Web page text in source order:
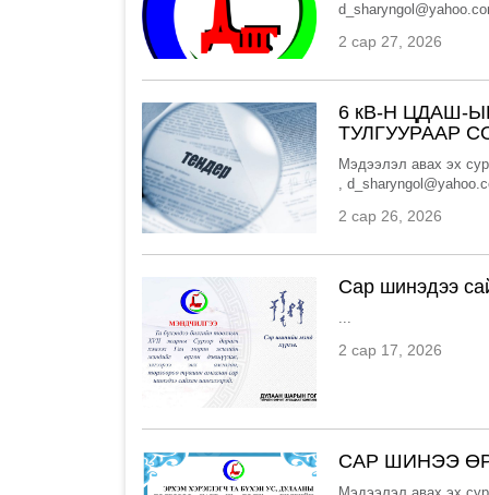
2 сар 27, 2026
6 кВ-Н ЦДАШ-
ТУЛГУУРААР
Мэдээлэл авах эх
,
2 сар 26, 2026
Сар шинэдээ
...
2 сар 17, 2026
САР ШИНЭЭ